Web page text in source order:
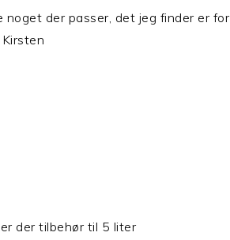
der passer, det jeg finder er
der tilbehør til 5 liter